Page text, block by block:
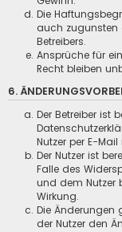
Die
auch zugunsten
Betreibers.
Ansprüche für
Recht bleiben
6.
Der Betreiber ist
Nutzer per E-
Der Nutzer ist
Falle des
und dem Nutzer
Wirkung.
Die Änderungen
der Nutzer den